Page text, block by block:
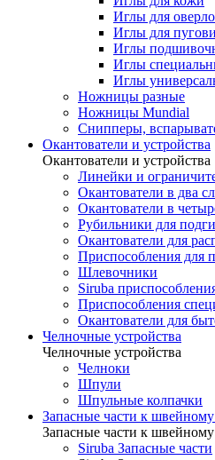
Иглы для
Иглы для
Иглы
Иглы
Иглы
Ножницы разные
Ножницы Mundial
Снипперы,
Окантователи и устройства
Окантователи и устройства
Линейки и
Окантователи в два
Окантователи в
Рубильники для
Окантователи для
Приспособления для
Шлевочники
Siruba
Приспособления
Окантователи для
Челночные устройства
Челночные устройства
Челноки
Шпули
Шпульные колпачки
Запасные части к
Запасные части к
Siruba Запасные части